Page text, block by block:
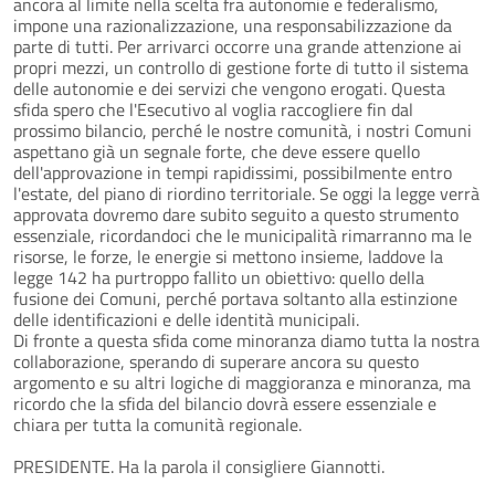
impone una razionalizzazione, una responsabilizzazione da
parte di tutti. Per arrivarci occorre una grande attenzione ai
propri mezzi, un controllo di gestione forte di tutto il sistema
delle autonomie e dei servizi che vengono erogati. Questa
sfida spero che l'Esecutivo al voglia raccogliere fin dal
prossimo bilancio, perché le nostre comunità, i nostri Comuni
aspettano già un segnale forte, che deve essere quello
dell'approvazione in tempi rapidissimi, possibilmente entro
l'estate, del piano di riordino territoriale. Se oggi la legge verrà
approvata dovremo dare subito seguito a questo strumento
essenziale, ricordandoci che le municipalità rimarranno ma le
risorse, le forze, le energie si mettono insieme, laddove la
legge 142 ha purtroppo fallito un obiettivo: quello della
fusione dei Comuni, perché portava soltanto alla estinzione
delle identificazioni e delle identità municipali.
Di fronte a questa sfida come minoranza diamo tutta la nostra
collaborazione, sperando di superare ancora su questo
argomento e su altri logiche di maggioranza e minoranza, ma
ricordo che la sfida del bilancio dovrà essere essenziale e
chiara per tutta la comunità regionale.
PRESIDENTE. Ha la parola il consigliere Giannotti.